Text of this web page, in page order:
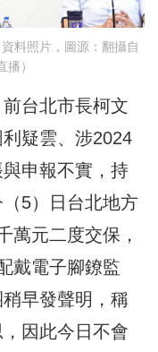
料照片，圖源：翻攝自
）
台北市長柯文
疑雲、涉2024
申報不實，持
5）日台北地方
萬元二度交保，
戴電子腳鐐監
早發聲明，稱
因此今日不會